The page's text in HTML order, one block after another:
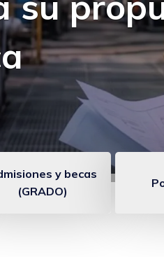
y becas
(GRADO)